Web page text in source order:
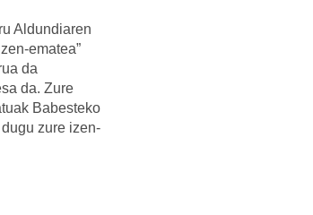
Aldundiaren
ematea”
da
da. Zure
Babesteko
zure izen-